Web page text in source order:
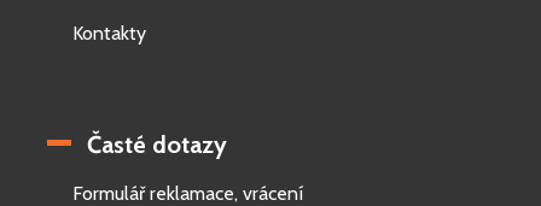
Kontakty
Časté dotazy
Formulář reklamace, vrácení